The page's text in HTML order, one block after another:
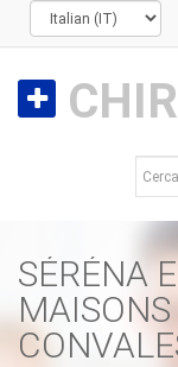
SÉRÉNA
MAISONS